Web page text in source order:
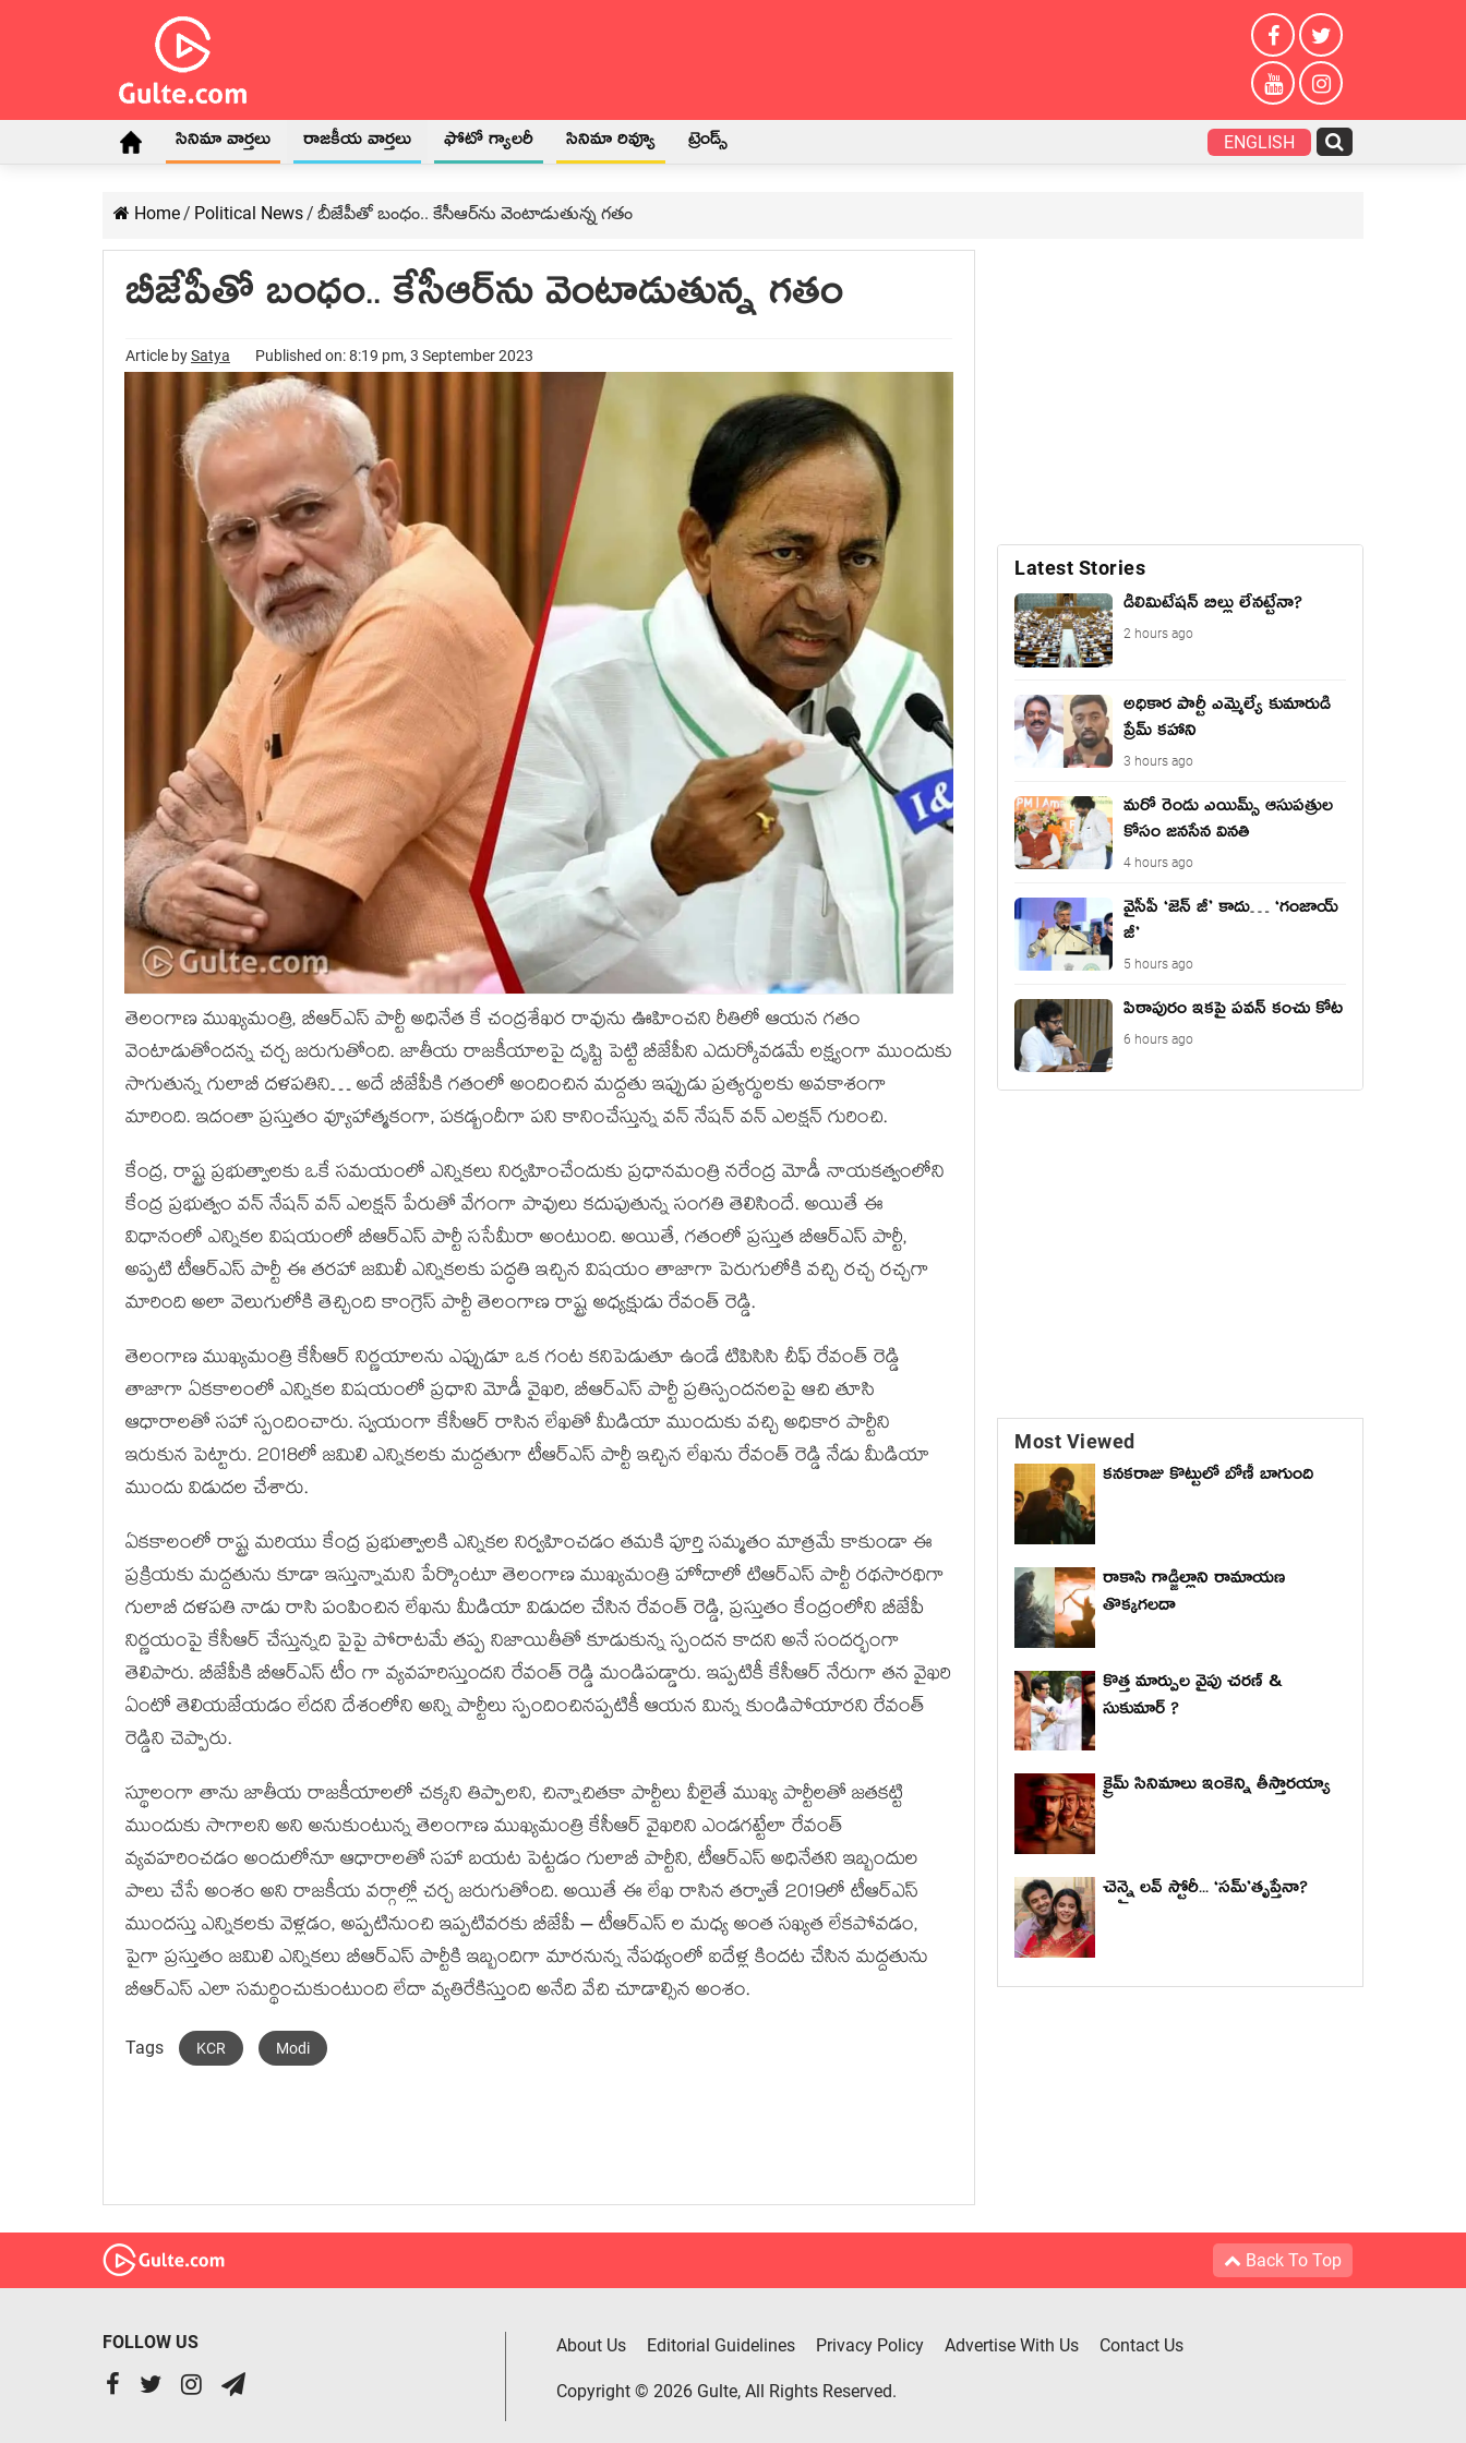
సినిమా వార్తలు రాజకీయ వార్తలు ఫోటో గ్యాలరీ సినిమా రివ్యూ ట్రెండ్స్ ENGLISH
Home/ Political News/ బీజేపీతో బంధం.. కేసీఆర్‌ను వెంటాడుతున్న గ‌తం
బీజేపీతో బంధం.. కేసీఆర్‌ను వెంటాడుతున్న గ‌తం
Article bySatya Published on: 8:19 pm, 3 September 2023
తెలంగాణ ముఖ్యమంత్రి, బీఆర్ఎస్ పార్టీ అధినేత కే చంద్రశేఖర రావును ఊహించ‌ని రీతిలో ఆయ‌న‌ గతం
వెంటాడుతోంద‌న్న చర్చ జ‌రుగుతోంది. జాతీయ రాజకీయాలపై దృష్టి పెట్టి బీజేపీని ఎదుర్కోవడమే లక్ష్యంగా ముందుకు
సాగుతున్న గులాబీ దళపతిని… అదే బీజేపీకి గతంలో అందించిన మద్దతు ఇప్పుడు ప్రత్యర్థులకు అవకాశంగా
మారింది. ఇదంతా ప్ర‌స్తుతం వ్యూహాత్మ‌కంగా, ప‌కడ్బందీగా ప‌ని కానించేస్తున్న వన్ నేషన్ వన్ ఎలక్షన్ గురించి.
కేంద్ర, రాష్ట్ర ప్ర‌భుత్వాల‌కు ఒకే స‌మ‌యంలో ఎన్నికలు నిర్వ‌హించేందుకు ప్రధానమంత్రి నరేంద్ర మోడీ నాయకత్వంలోని
కేంద్ర ప్రభుత్వం వ‌న్ నేష‌న్ వ‌న్ ఎల‌క్ష‌న్ పేరుతో వేగంగా పావులు కదుపుతున్న సంగతి తెలిసిందే. అయితే ఈ
విధానంలో ఎన్నికల విషయంలో బీఆర్ఎస్ పార్టీ ససేమీరా అంటుంది. అయితే, గతంలో ప్ర‌స్తుత బీఆర్ఎస్‌ పార్టీ,
అప్ప‌టి టీఆర్ఎస్ పార్టీ ఈ త‌ర‌హా జ‌మిలీ ఎన్నికలకు పద్ధతి ఇచ్చిన విషయం తాజాగా పెరుగులోకి వచ్చి రచ్చ రచ్చగా
మారింది అలా వెలుగులోకి తెచ్చింది కాంగ్రెస్ పార్టీ తెలంగాణ రాష్ట్ర అధ్యక్షుడు రేవంత్ రెడ్డి.
తెలంగాణ ముఖ్యమంత్రి కేసీఆర్ నిర్ణయాలను ఎప్పుడూ ఒక గంట కనిపెడుతూ ఉండే టిపిసిసి చీఫ్ రేవంత్ రెడ్డి
తాజాగా ఏకకాలంలో ఎన్నికల విషయంలో ప్రధాని మోడీ వైఖరి, బీఆర్ఎస్ పార్టీ ప్రతిస్పందనల‌పై ఆచి తూసి
ఆధారాల‌తో స‌హా స్పందించారు. స్వ‌యంగా కేసీఆర్ రాసిన లేఖ‌తో మీడియా ముందుకు వచ్చి అధికార పార్టీని
ఇరుకున పెట్టారు. 2018లో జమిలి ఎన్నికలకు మద్దతుగా టీఆర్ఎస్ పార్టీ ఇచ్చిన లేఖను రేవంత్ రెడ్డి నేడు మీడియా
ముందు విడుదల చేశారు.
ఏకకాలంలో రాష్ట్ర మరియు కేంద్ర ప్రభుత్వాలకి ఎన్నికల నిర్వహించడం తమకి పూర్తి సమ్మతం మాత్రమే కాకుండా ఈ
ప్ర‌క్రియ‌కు మద్దతును కూడా ఇస్తున్నామని పేర్కొంటూ తెలంగాణ ముఖ్యమంత్రి హోదాలో టిఆర్ఎస్ పార్టీ రథసారథిగా
గులాబీ దళపతి నాడు రాసి పంపించిన లేఖను మీడియా విడుదల చేసిన రేవంత్ రెడ్డి, ప్ర‌స్తుతం కేంద్రంలోని బీజేపీ
నిర్ణ‌యంపై కేసీఆర్ చేస్తున్నది పైపై పోరాటమే తప్ప నిజాయితీతో కూడుకున్న స్పందన కాదని అనే సందర్భంగా
తెలిపారు. బీజేపీకి బీఆర్ఎస్ టీం గా వ్యవహరిస్తుందని రేవంత్ రెడ్డి మండిపడ్డారు. ఇప్పటికీ కేసీఆర్ నేరుగా తన వైఖరి
ఏంటో తెలియజేయడం లేదని దేశంలోని అన్ని పార్టీలు స్పందించినప్పటికీ ఆయన మిన్న కుండిపోయారని రేవంత్
రెడ్డిని చెప్పారు.
స్థూలంగా తాను జాతీయ రాజకీయాలలో చక్కని తిప్పాలని, చిన్నాచితకా పార్టీలు వీలైతే ముఖ్య పార్టీలతో జతకట్టి
ముందుకు సాగాలని అని అనుకుంటున్న తెలంగాణ ముఖ్యమంత్రి కేసీఆర్ వైఖరిని ఎండగట్టేలా రేవంత్
వ్యవహరించడం అందులోనూ ఆధారాలతో సహా బయట పెట్టడం గులాబీ పార్టీని, టీఆర్ఎస్ అధినేతని ఇబ్బందుల
పాలు చేసే అంశం అని రాజకీయ వ‌ర్గాల్లో చర్చ జరుగుతోంది. అయితే ఈ లేఖ రాసిన తర్వాతే 2019లో టీఆర్ఎస్
ముందస్తు ఎన్నికలకు వెళ్లడం, అప్పటినుంచి ఇప్పటివరకు బీజేపీ – టీఆర్ఎస్ ల మధ్య అంత సఖ్యత లేకపోవడం,
పైగా ప్రస్తుతం జమిలి ఎన్నికలు బీఆర్ఎస్ పార్టీకి ఇబ్బందిగా మారనున్న నేపథ్యంలో ఐదేళ్ల కిందట చేసిన మద్దతును
బీఆర్ఎస్ ఎలా సమర్థించుకుంటుంది లేదా వ్యతిరేకిస్తుంది అనేది వేచి చూడాల్సిన అంశం.
Tags KCR Modi
Latest Stories
డీలిమిటేషన్ బిల్లు లేన‌ట్టేనా?
2 hours ago
అధికార పార్టీ ఎమ్మెల్యే కుమారుడి
ప్రేమ్ కహాని
3 hours ago
మరో రెండు ఎయిమ్స్ ఆసుపత్రుల
కోసం జనసేన వినతి
4 hours ago
వైసీపీ ‘జెన్ జీ’ కాదు… ‘గంజాయ్
జీ’
5 hours ago
పిఠాపురం ఇకపై పవన్ కంచు కోట
6 hours ago
Most Viewed
కనకరాజు కొట్టులో బోణీ బాగుంది
రాకాసి గాడ్జిల్లాని రామాయణ
తొక్కగలదా
కొత్త మార్పుల వైపు చరణ్ &
సుకుమార్ ?
క్రైమ్ సినిమాలు ఇంకెన్ని తీస్తారయ్యా
చెన్నై లవ్ స్టోరీ... ‘సమ్’తృప్తేనా?
Back To Top
FOLLOW US About Us Editorial Guidelines Privacy Policy Advertise With Us Contact Us
Copyright © 2026 Gulte, All Rights Reserved.